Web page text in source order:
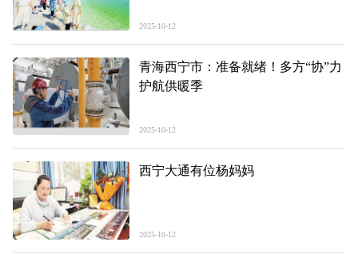
2025-10-12
青海西宁市：准备就绪！多方“协”力
护航供暖季
2025-10-12
西宁大通有位杨妈妈
2025-10-12